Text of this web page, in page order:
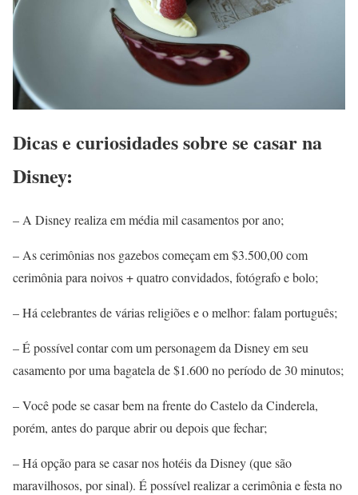
Dicas e curiosidades sobre se casar na
Disney:
– A Disney realiza em média mil casamentos por ano;
– As cerimônias nos gazebos começam em $3.500,00 com
cerimônia para noivos + quatro convidados, fotógrafo e bolo;
– Há celebrantes de várias religiões e o melhor: falam português;
– É possível contar com um personagem da Disney em seu
casamento por uma bagatela de $1.600 no período de 30 minutos;
– Você pode se casar bem na frente do Castelo da Cinderela,
porém, antes do parque abrir ou depois que fechar;
– Há opção para se casar nos hotéis da Disney (que são
maravilhosos, por sinal). É possível realizar a cerimônia e festa no